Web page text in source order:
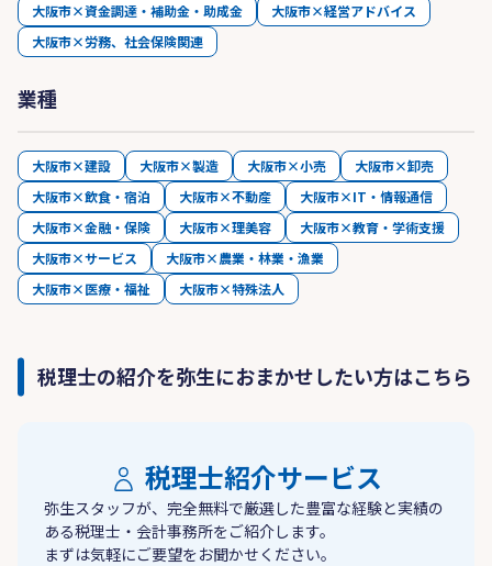
大阪市×資金調達・補助金・助成金
大阪市×経営アドバイス
大阪市×労務、社会保険関連
業種
大阪市×建設 大阪市×製造 大阪市×小売
大阪市×卸売
大阪市×飲食・宿泊
大阪市×不動産
大阪市×IT・情報通信
大阪市×金融・保険
大阪市×理美容
大阪市×教育・学術支援
大阪市×サービス
大阪市×農業・林業・漁業
大阪市×医療・福祉
大阪市×特殊法人
税理士の紹介を弥生におまかせしたい方はこちら
税理士紹介サービス
弥生スタッフが、完全無料で厳選した豊富な経験と実績の
ある税理士・会計事務所をご紹介します。
まずは気軽にご要望をお聞かせください。